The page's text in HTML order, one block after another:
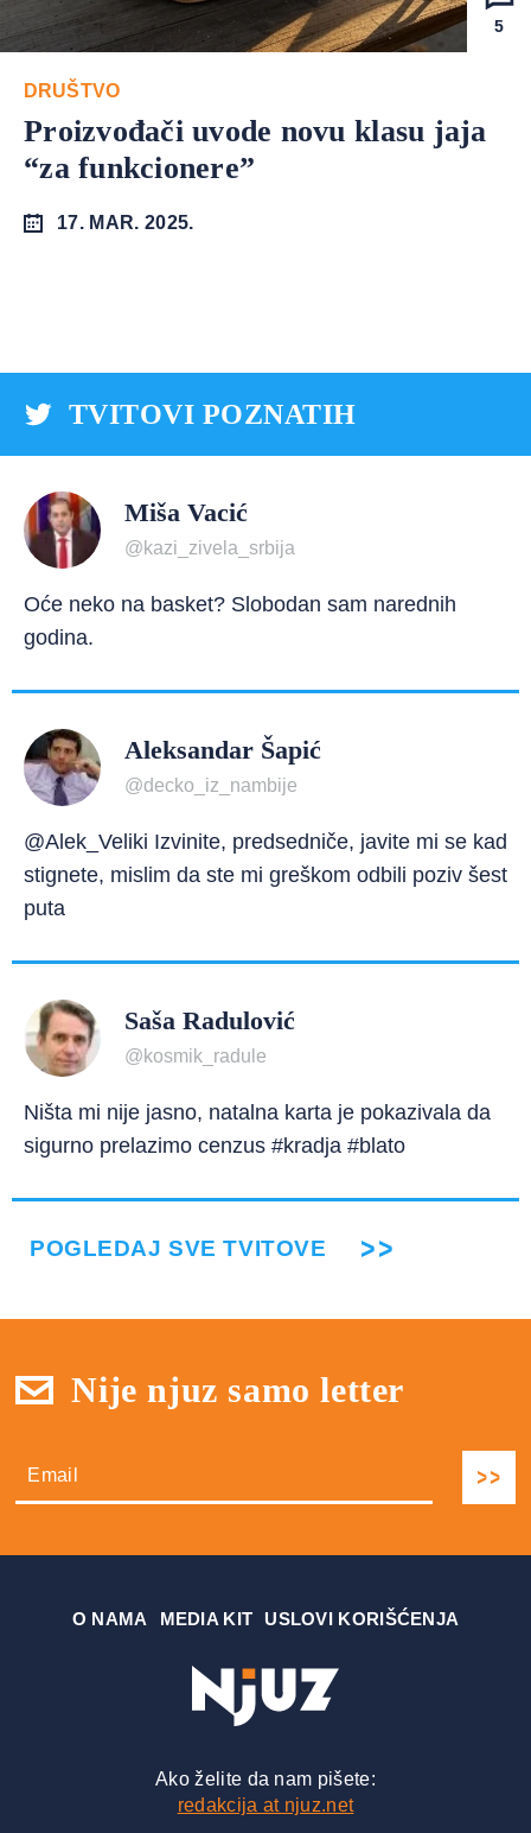
5
DRUŠTVO
Proizvođači uvode novu klasu jaja
“za funkcionere”
17. MAR. 2025.
TVITOVI POZNATIH
Miša Vacić
@kazi_zivela_srbija
Oće neko na basket? Slobodan sam narednih
godina.
Aleksandar Šapić
@decko_iz_nambije
@Alek_Veliki Izvinite, predsedniče, javite mi se kad
stignete, mislim da ste mi greškom odbili poziv šest
puta
Saša Radulović
@kosmik_radule
Ništa mi nije jasno, natalna karta je pokazivala da
sigurno prelazimo cenzus #kradja #blato
POGLEDAJ SVE TVITOVE
Nije njuz samo letter
О NAMA MEDIA KIT USLOVI KORIŠĆENJA
Ako želite da nam pišete:
redakcija at njuz.net